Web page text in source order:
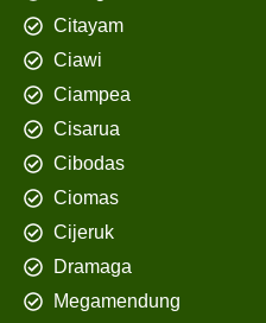
Citayam
Ciawi
Ciampea
Cisarua
Cibodas
Ciomas
Cijeruk
Dramaga
Megamendung